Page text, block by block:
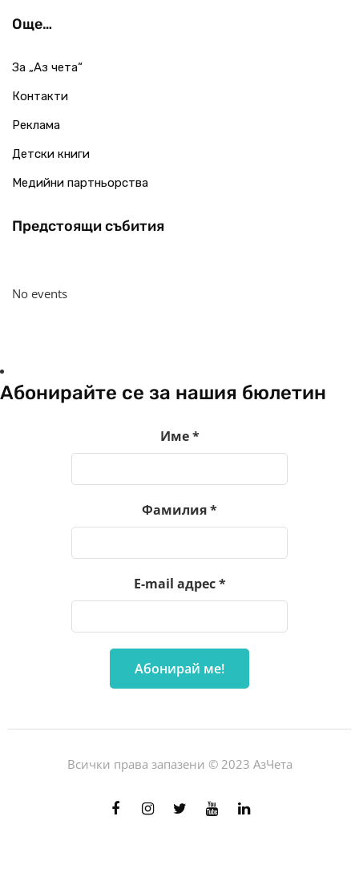
Още…
За „Аз чета“
Контакти
Реклама
Детски книги
Медийни партньорства
Предстоящи събития
No events
Абонирайте се за нашия бюлетин
Име*
Фамилия*
E-mail адрес*
Всички права запазени © 2023 АзЧета